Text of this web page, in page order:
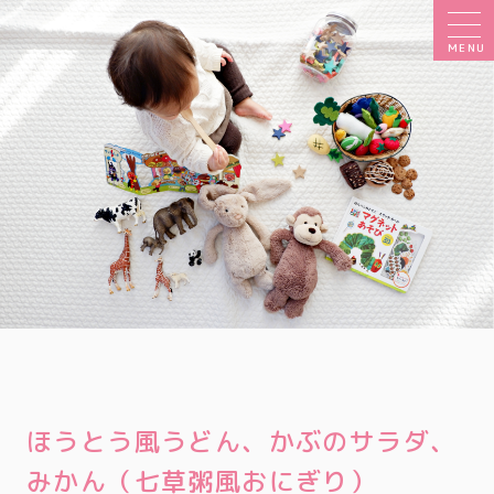
MENU
ほうとう風うどん、かぶのサラダ、
みかん（七草粥風おにぎり）